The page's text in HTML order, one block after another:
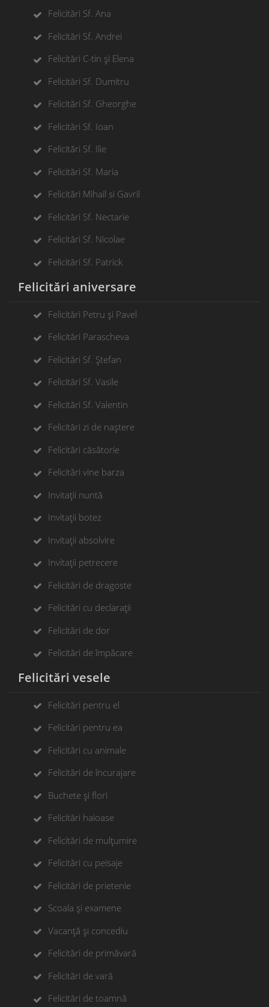
Felicitări Sf. Ana
Felicitări Sf. Andrei
Felicitări C-tin și Elena
Felicitări Sf. Dumitru
Felicitări Sf. Gheorghe
Felicitări Sf. Ioan
Felicitări Sf. Ilie
Felicitări Sf. Maria
Felicitări Mihail si Gavril
Felicitări Sf. Nectarie
Felicitări Sf. Nicolae
Felicitări Sf. Patrick
Felicitări aniversare
Felicitări Petru și Pavel
Felicitări Parascheva
Felicitări Sf. Ștefan
Felicitări Sf. Vasile
Felicitări Sf. Valentin
Felicitări zi de naștere
Felicitări căsătorie
Felicitări vine barza
Invitații nuntă
Invitații botez
Invitații absolvire
Invitații petrecere
Felicitări de dragoste
Felicitări cu declarații
Felicitări de dor
Felicitări de împăcare
Felicitări vesele
Felicitări pentru el
Felicitări pentru ea
Felicitări cu animale
Felicitări de încurajare
Buchete și flori
Felicitări haioase
Felicitări de mulțumire
Felicitări cu peisaje
Felicitări de prietenie
Scoala și examene
Vacanță și concediu
Felicitări de primăvară
Felicitări de vară
Felicitări de toamnă